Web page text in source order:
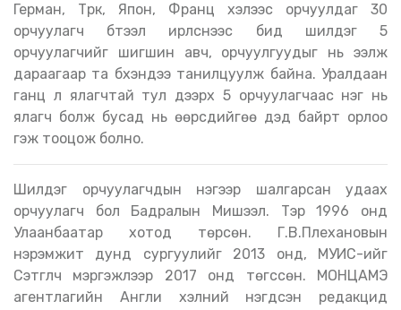
Герман, Түрк, Япон, Франц хэлээс орчуулдаг 30
орчуулагч бүтээл ирүүлснээс бид шилдэг 5
орчуулагчийг шигшин авч, орчуулгуудыг нь ээлж
дараагаар та бүхэндээ танилцуулж байна. Уралдаан
ганц л ялагчтай тул дээрх 5 орчуулагчаас нэг нь
ялагч болж бусад нь өөрсдийгөө дэд байрт орлоо
гэж тооцож болно.
Шилдэг орчуулагчдын нэгээр шалгарсан удаах
орчуулагч бол Бадралын Мишээл. Тэр 1996 онд
Улаанбаатар хотод төрсөн. Г.В.Плехановын
нэрэмжит дунд сургуулийг 2013 онд, МУИС-ийг
Сэтгүүлч мэргэжлээр 2017 онд төгссөн. МОНЦАМЭ
агентлагийн Англи хэлний нэгдсэн редакцид